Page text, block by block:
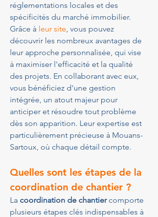
réglementations locales et des
spécificités du marché immobilier.
Grâce à leur site, vous pouvez
découvrir les nombreux avantages de
leur approche personnalisée, qui vise
à maximiser l'efficacité et la qualité
des projets. En collaborant avec eux,
vous bénéficiez d'une gestion
intégrée, un atout majeur pour
anticiper et résoudre tout problème
dès son apparition. Leur expertise est
particulièrement précieuse à Mouans-
Sartoux, où chaque détail compte.
Quelles sont les étapes de la
coordination de chantier ?
La coordination de chantier comporte
plusieurs étapes clés indispensables à